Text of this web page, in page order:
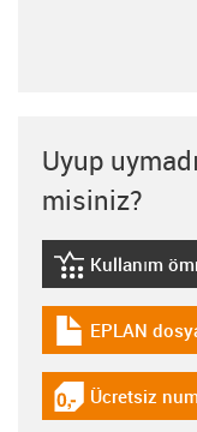
Uyup
misiniz?
igus-icon-
Kullanım
igus-icon-
EPLAN
igus-icon-
Ücretsiz